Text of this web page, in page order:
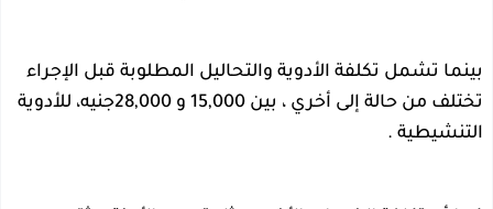
بينما تشمل تكلفة الأدوية والتحاليل المطلوبة قبل الإجراء
تختلف من حالة إلى أخري ، بين 15,000 و 28,000جنيه، للأدوية
التنشيطية .